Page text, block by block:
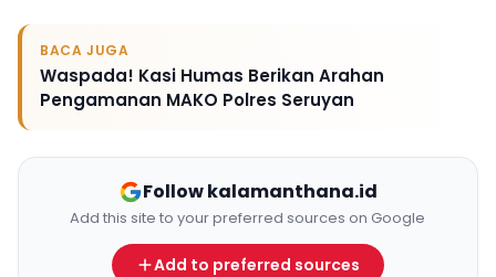
BACA JUGA
Waspada! Kasi Humas Berikan Arahan
Pengamanan MAKO Polres Seruyan
Follow kalamanthana.id
Add this site to your preferred sources on Google
Add to preferred sources